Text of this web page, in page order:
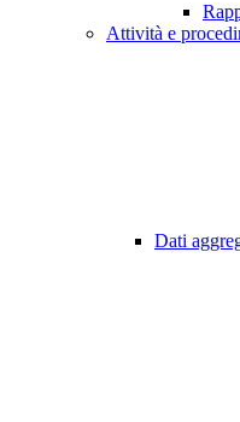
Attività e
Dati